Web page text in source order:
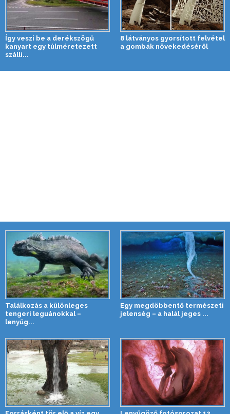
Így veszi be a derékszögű
kanyart egy túlméretezett
szállí...
8 látványos gyorsított felvétel
a gombák növekedéséről
Találkozás a különleges
tengeri leguánokkal –
lenyűg...
Egy megdöbbentő természeti
jelenség – a halál jeges ...